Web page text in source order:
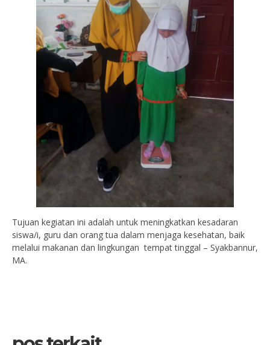
Tujuan kegiatan ini adalah untuk meningkatkan kesadaran
siswa/i, guru dan orang tua dalam menjaga kesehatan, baik
melalui makanan dan lingkungan tempat tinggal – Syakbannur,
MA.